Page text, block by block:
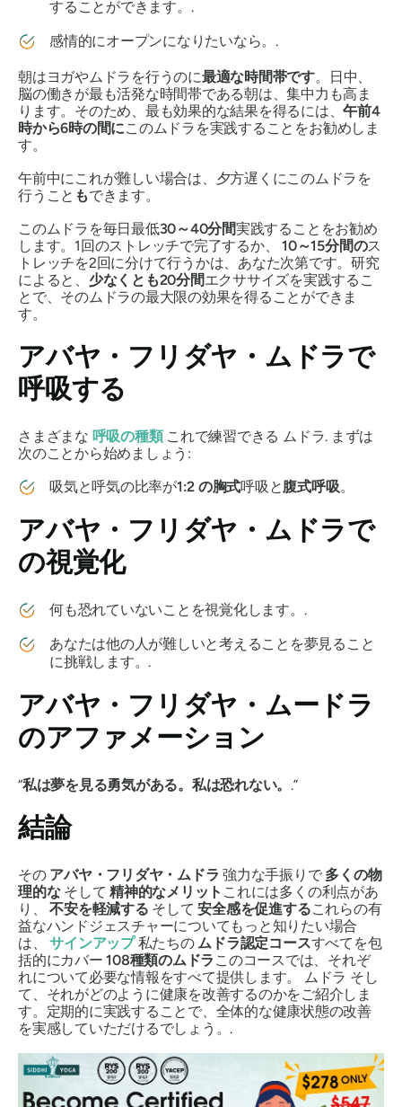
することができます。.
感情的にオープンになりたいなら。.
朝はヨガやムドラ を行うのに最適な時間帯です。日中、
脳の働きが最も活発な時間帯である朝は、集中力も高ま
ります。そのため、最も効果的な結果を得るには、午前4
時から6時の間にこのムドラを実践することをお勧めしま
す。
午前中にこれが難しい場合は、夕方遅くにこのムドラ を
行うこと もできます。
このムドラを毎日最低30～40分間実践することをお勧め
します。1回のストレッチで完了するか、10～15分間のス
トレッチを2回に分けて行うかは、あなた次第です。研究
によると、 少なくとも20分間エクササイズを実践するこ
とで、そのムドラの最大限の効果を得ることができま
す。
アバヤ・フリダヤ・ムドラで
呼吸する
さまざまな 呼吸の種類これで練習できる ムドラ. まずは
次のことから始めましょう:
吸気と呼気の比率が1:2 の胸式呼吸と腹式呼吸。
アバヤ・フリダヤ・ムドラで
の視覚化
何も恐れていないことを視覚化します。.
あなたは他の人が難しいと考えることを夢見ること
に挑戦します。.
アバヤ・フリダヤ・ムードラ
のアファメーション
“私は夢を見る勇気がある。私は恐れない。.”
結論
その アバヤ・フリダヤ・ムドラ 強力な手振りで 多くの物
理的なそして精神的なメリット これには多くの利点があ
り、不安を軽減する そして安全感を促進するこれらの有
益なハンドジェスチャーについてもっと知りたい場合
は、サインアップ私たちの ムドラ認定コースすべてを包
括的にカバー108種類のムドラ このコースでは、それぞ
れについて必要な情報をすべて提供します。 ムドラ そし
て、それがどのように健康を改善するのかをご紹介しま
す。定期的に実践することで、全体的な健康状態の改善
を実感していただけるでしょう。.